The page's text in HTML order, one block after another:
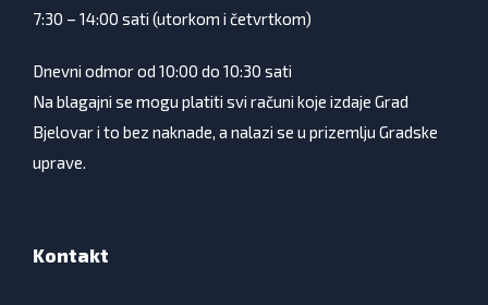
7:30 – 14:00 sati (utorkom i četvrtkom)
Dnevni odmor od 10:00 do 10:30 sati
Na blagajni se mogu platiti svi računi koje izdaje Grad
Bjelovar i to bez naknade, a nalazi se u prizemlju Gradske
uprave.
Kontakt